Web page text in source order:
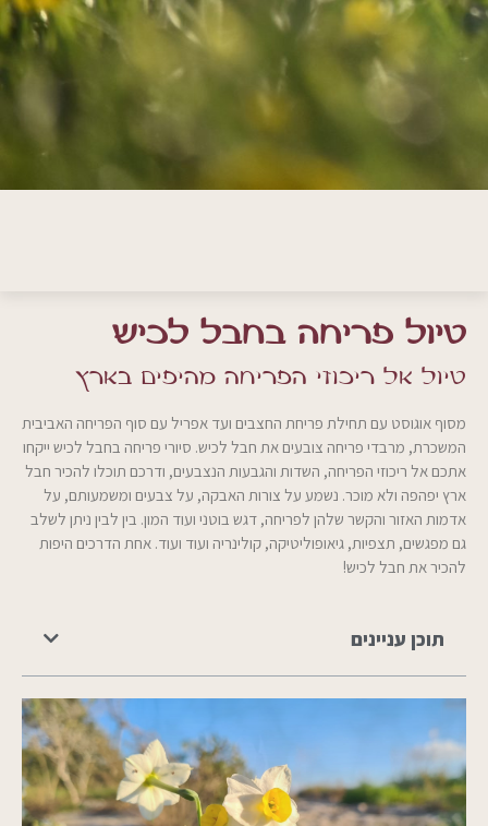
טיול פריחה בחבל לכיש
טיול אל ריכוזי הפריחה מהיפים בארץ
מסוף אוגוסט עם תחילת פריחת החצבים ועד אפריל עם סוף הפריחה האביבית
המשכרת, מרבדי פריחה צובעים את חבל לכיש. סיורי פריחה בחבל לכיש ייקחו
אתכם אל ריכוזי הפריחה, השדות והגבעות הנצבעים, ודרכם תוכלו להכיר חבל
ארץ יפהפה ולא מוכר. נשמע על צורות האבקה, על צבעים ומשמעותם, על
אדמות האזור והקשר שלהן לפריחה, דגש בוטני ועוד המון. בין לבין ניתן לשלב
גם מפגשים, תצפיות, גיאופוליטיקה, קולינריה ועוד ועוד. אחת הדרכים היפות
להכיר את חבל לכיש!
תוכן עניינים